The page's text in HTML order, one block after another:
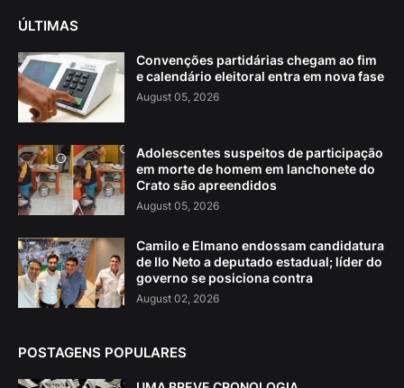
ÚLTIMAS
Convenções partidárias chegam ao fim
e calendário eleitoral entra em nova fase
August 05, 2026
Adolescentes suspeitos de participação
em morte de homem em lanchonete do
Crato são apreendidos
August 05, 2026
Camilo e Elmano endossam candidatura
de Ilo Neto a deputado estadual; líder do
governo se posiciona contra
August 02, 2026
POSTAGENS POPULARES